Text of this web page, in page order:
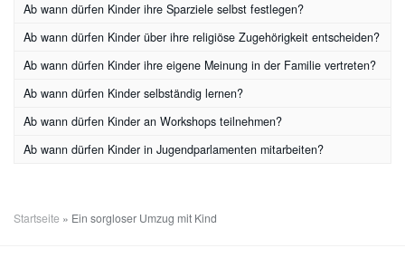
Ab wann dürfen Kinder ihre Sparziele selbst festlegen?
Ab wann dürfen Kinder über ihre religiöse Zugehörigkeit entscheiden?
Ab wann dürfen Kinder ihre eigene Meinung in der Familie vertreten?
Ab wann dürfen Kinder selbständig lernen?
Ab wann dürfen Kinder an Workshops teilnehmen?
Ab wann dürfen Kinder in Jugendparlamenten mitarbeiten?
Startseite » Ein sorgloser Umzug mit Kind